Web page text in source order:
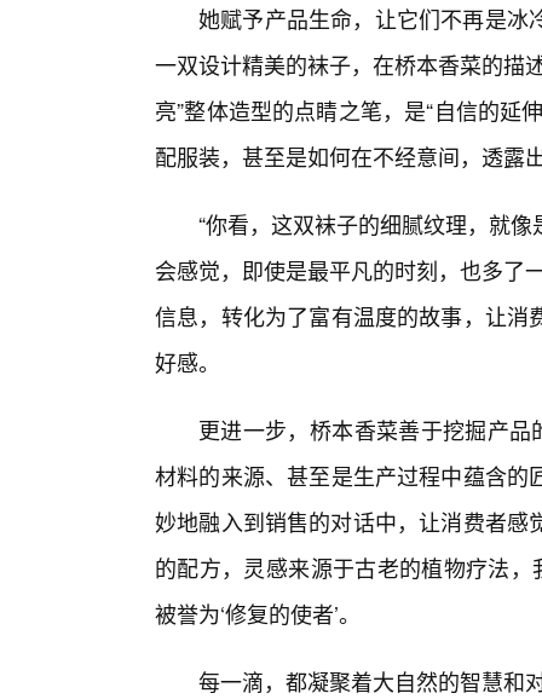
她赋予产品生命，让它们不再是冰
一双设计精美的袜子，在桥本香菜的描
亮”整体造型的点睛之笔，是“自信的延
配服装，甚至是如何在不经意间，透露
“你看，这双袜子的细腻纹理，就
会感觉，即使是最平凡的时刻，也多了
信息，转化为了富有温度的故事，让
好感。
更进一步，桥本香菜善于挖掘产品
材料的来源、甚至是生产过程中蕴含
妙地融入到销售的对话中，让消费者感
的配方，灵感来源于古老的植物疗法
被誉为‘修复的使者’。
每一滴，都凝聚着大自然的智慧和